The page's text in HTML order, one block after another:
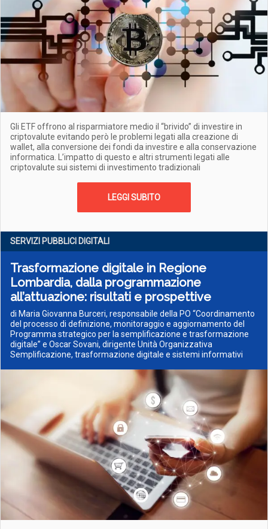
Gli ETF offrono al risparmiatore medio il “brivido” di investire in
criptovalute evitando però le problemi legati alla creazione di
wallet, alla conversione dei fondi da investire e alla conservazione
informatica. L’impatto di questo e altri strumenti legati alle
criptovalute sui sistemi di investimento tradizionali
LEGGI SUBITO
SERVIZI PUBBLICI DIGITALI
Trasformazione digitale in Regione
Lombardia, dalla programmazione
all’attuazione: risultati e prospettive
di Maria Giovanna Burceri, responsabile della PO “Coordinamento
del processo di definizione, monitoraggio e aggiornamento del
Programma strategico per la semplificazione e trasformazione
digitale” e Oscar Sovani, dirigente Unità Organizzativa
Semplificazione, trasformazione digitale e sistemi informativi